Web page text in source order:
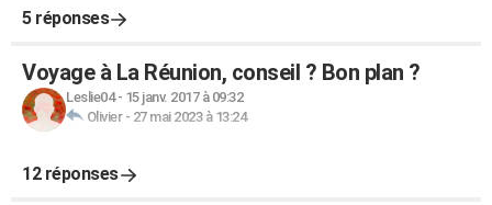
5 réponses
Voyage à La Réunion, conseil ? Bon plan ?
Leslie04- 15 janv. 2017 à 09:32
Olivier- 27 mai 2023 à 13:24
12 réponses